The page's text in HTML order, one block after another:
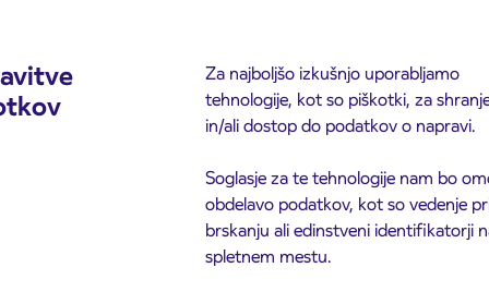
Za najboljšo izkušnjo uporabljamo
tehnologije, kot so piškotki, za
in/ali dostop do podatkov o napravi.
Soglasje za te tehnologije nam bo
obdelavo podatkov, kot so vedenje
brskanju ali edinstveni identifikatorji
spletnem mestu.